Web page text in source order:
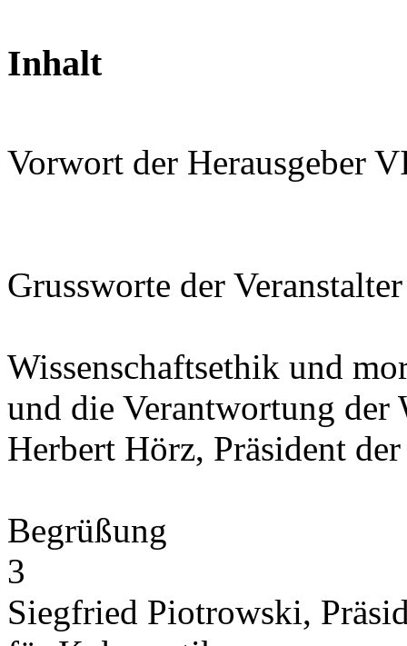
Inhalt
Vorwort der Herausgeber
Grussworte der Veranstalter
Wissenschaftsethik und
und die Verantwortung
Herbert Hörz, Präsident
Begrüßung
Siegfried Piotrowski,